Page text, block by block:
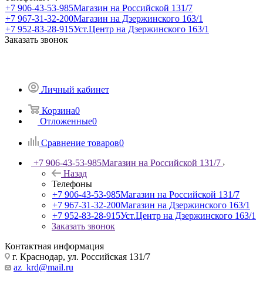
+7 906-43-53-985Магазин на Российской 131/7
+7 967-31-32-200Магазин на Дзержинского 163/1
+7 952-83-28-915Уст.Центр на Дзержинского 163/1
Заказать звонок
Личный кабинет
Корзина0
Отложенные0
Сравнение товаров0
+7 906-43-53-985Магазин на Российской 131/7
Назад
Телефоны
+7 906-43-53-985Магазин на Российской 131/7
+7 967-31-32-200Магазин на Дзержинского 163/1
+7 952-83-28-915Уст.Центр на Дзержинского 163/1
Заказать звонок
Контактная информация
г. Краснодар, ул. Российская 131/7
az_krd@mail.ru